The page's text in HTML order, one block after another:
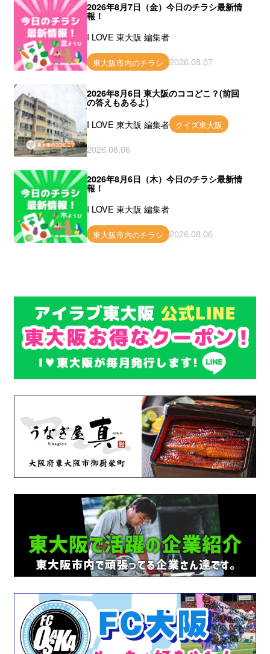
2026年8月7日（金）今日のチラシ最新情
報！
I LOVE 東大阪 編集者
東大阪市内のチラシ 2026.08.07
2026年8月6日 東大阪のココどこ？(前回
の答えもあるよ)
I LOVE 東大阪 編集者 クイズ東大阪
2026.08.06
2026年8月6日（木）今日のチラシ最新情
報！
I LOVE 東大阪 編集者
東大阪市内のチラシ 2026.08.06